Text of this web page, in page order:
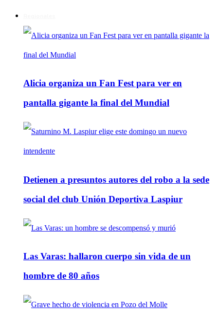
Alicia organiza un Fan Fest para ver en
pantalla gigante la final del Mundial
Detienen a presuntos autores del robo a la sede
social del club Unión Deportiva Laspiur
Las Varas: hallaron cuerpo sin vida de un
hombre de 80 años